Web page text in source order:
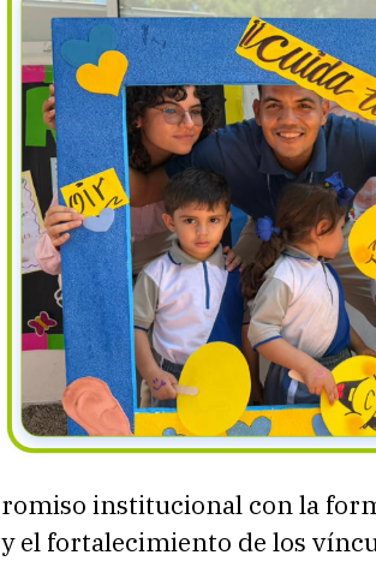
romiso institucional con la
y el fortalecimiento de los